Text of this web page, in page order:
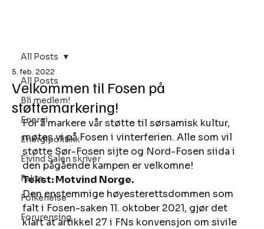
All Posts
Bli medlem!
Energi
Energipolitikk
Eivind Salen skriver
Fakta
Folkehelse
Forurensing
All Posts
Velkommen til Fosen på
støttemarkering!
5. feb. 2022
For å markere vår støtte til sørsamisk kultur,
møtes vi på Fosen i vinterferien. Alle som vil
støtte Sør-Fosen sijte og Nord-Fosen siida i
den pågående kampen er velkomne!
Tekst: Motvind Norge.
Den enstemmige høyesterettsdommen som
falt i Fosen-saken 11. oktober 2021, gjør det
klart at artikkel 27 i FNs konvensjon om sivile